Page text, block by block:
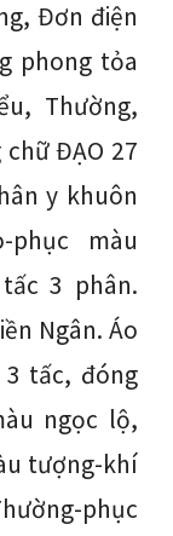
Đơn điện
phong tỏa
Thường,
ĐẠO 27
y khuôn
phục màu
3 phân.
Ngân. Áo
tấc, đóng
ngọc lộ,
tượng-khí
phục